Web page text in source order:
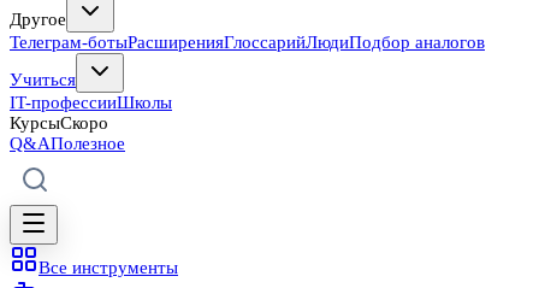
Другое
Телеграм-ботыРасширенияГлоссарийЛюдиПодбор аналогов
Учиться
IT-профессииШколы
КурсыСкоро
Q&AПолезное
Все инструменты